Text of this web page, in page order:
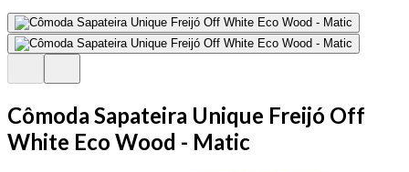
Cômoda Sapateira Unique Freijó Off
White Eco Wood - Matic